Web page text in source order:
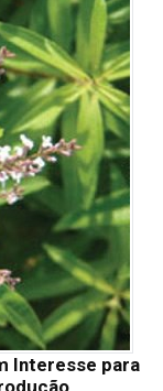
Interesse para